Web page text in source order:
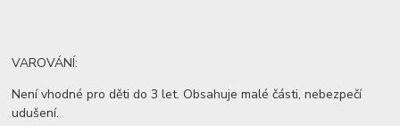
VAROVÁNÍ:
Není vhodné pro děti do 3 let. Obsahuje malé části, nebezpečí
udušení.